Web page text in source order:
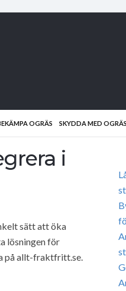
OGRÄS SKYDDA MED
i
sätt att öka
lösningen för
på allt-fraktfritt.se.